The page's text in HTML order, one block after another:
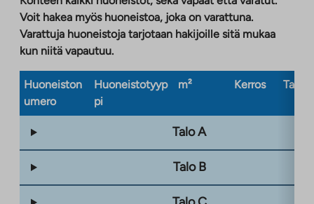
Voit hakea myös huoneistoa, joka on varattuna.
Varattuja huoneistoja tarjotaan hakijoille sitä mukaa
kun niitä vapautuu.
Huoneiston
umero
Huoneistotyyp
pi
m² Kerros
Talo A
Talo B